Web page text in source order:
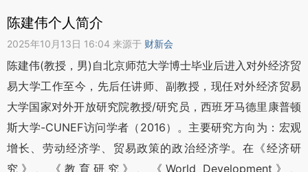
陈建伟个人简介
2025年10月13日 16:04 来源于 财新会
陈建伟(教授，男)自北京师范大学博士毕业后进入对外经济贸
易大学工作至今，先后任讲师、副教授，现任对外经济贸易
大学国家对外开放研究院教授/研究员，西班牙马德里康普顿
斯大学-CUNEF访问学者（2016）。主要研究方向为：宏观
增长、劳动经济学、贸易政策的政治经济学。在《经济研
究》、《教育研究》、《World Development》、